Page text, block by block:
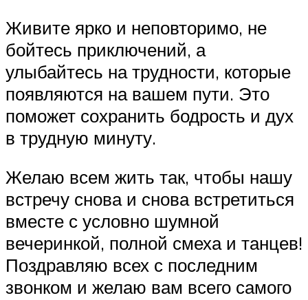
Живите ярко и неповторимо, не
бойтесь приключений, а
улыбайтесь на трудности, которые
появляются на вашем пути. Это
поможет сохранить бодрость и дух
в трудную минуту.
Желаю всем жить так, чтобы нашу
встречу снова и снова встретиться
вместе с условно шумной
вечеринкой, полной смеха и танцев!
Поздравляю всех с последним
звонком и желаю вам всего самого